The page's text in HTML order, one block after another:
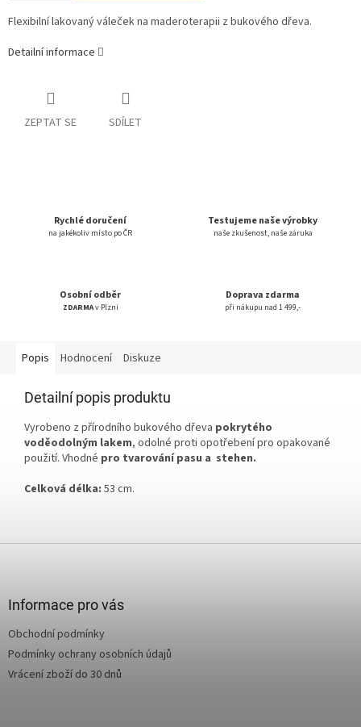
Flexibilní lakovaný váleček na maderoterapii z bukového dřeva.
Detailní informace
ZEPTAT SE SDÍLET
Rychlé doručení
na jakékoliv místo po ČR
Testujeme naše výrobky
naše zkušenost, naše záruka
Osobní odběr
ZDARMAv Plzni
Doprava zdarma
při nákupu nad 1 499,-
Popis Hodnocení Diskuze
Detailní popis produktu
Vyrobeno z přírodního bukového dřeva pokrytého
voděodolným lakem, odolné proti opotřebení pro opakované
použití. Vhodné pro tvarování pasu a stehen.
Celková délka: 53 cm.
Informace pro vás
Obchodní podmínky
Podmínky ochrany osobních údajů
Vrácení zboží do 30 dnů